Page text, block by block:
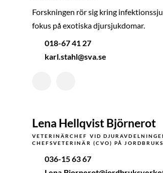
Forskningen rör sig kring
fokus på exotiska djursjukdomar.
018-67 41 27
karl.stahl@sva.se
Lena Hellqvist Björnerot
VETERINÄRCHEF VID
CHEFSVETERINÄR (CVO)PÅ
036-15 63 67